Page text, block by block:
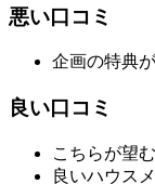
悪い口コミ
企画の特典
良い口コミ
こちらが望
良いハウス